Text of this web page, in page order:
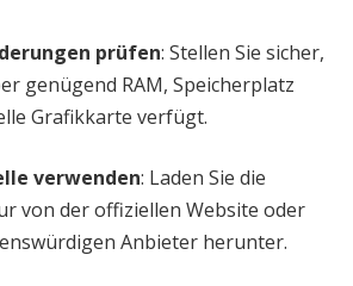
prüfen: Stellen Sie sicher,
genügend RAM, Speicherplatz
Grafikkarte verfügt.
verwenden: Laden Sie die
von der offiziellen Website oder
Anbieter herunter.